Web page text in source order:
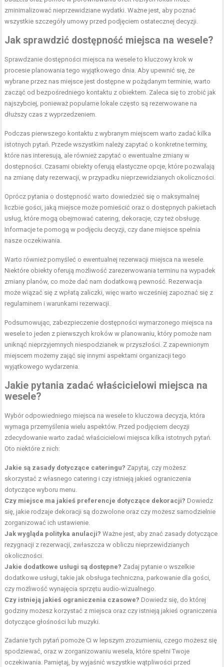
zminimalizować nieprzewidziane wydatki. Ważne jest, aby poznać
wszystkie szczegóły umowy przed podjęciem ostatecznej decyzji.
Jak sprawdzić dostępność miejsca na wesele?
Sprawdzanie dostępności miejsca na wesele to kluczowy krok w
procesie planowania tego wyjątkowego dnia. Aby upewnić się, że
wybrane przez nas miejsce jest dostępne w pożądanym terminie, warto
zacząć od bezpośredniego kontaktu z obiektem. Zaleca się to zrobić jak
najszybciej, ponieważ popularne lokale często są rezerwowane na
dłuższy czas z wyprzedzeniem.
Podczas pierwszego kontaktu z wybranym miejscem warto zadać kilka
istotnych pytań. Przede wszystkim należy zapytać o konkretne terminy,
które nas interesują, ale również zapytać o ewentualne zmiany w
dostępności. Czasami obiekty oferują elastyczne opcje, które pozwalają
na zmianę daty rezerwacji, w przypadku nieprzewidzianych okoliczności.
Oprócz pytania o dostępność warto dowiedzieć się o maksymalnej
liczbie gości, jaką miejsce może pomieścić oraz o dostępnych pakietach
usług, które mogą obejmować catering, dekoracje, czy też obsługę.
Informacje te pomogą w podjęciu decyzji, czy dane miejsce spełnia
nasze oczekiwania.
Warto również pomyśleć o ewentualnej rezerwacji miejsca na wesele.
Niektóre obiekty oferują możliwość zarezerwowania terminu na wypadek
zmiany planów, co może dać nam dodatkową pewność. Rezerwacja
może wiązać się z wpłatą zaliczki, więc warto wcześniej zapoznać się z
regulaminem i warunkami rezerwacji.
Podsumowując, zabezpieczenie dostępności wymarzonego miejsca na
wesele to jeden z pierwszych kroków w planowaniu, który pomoże nam
uniknąć nieprzyjemnych niespodzianek w przyszłości. Z zapewnionym
miejscem możemy zająć się innymi aspektami organizacji tego
wyjątkowego wydarzenia.
Jakie pytania zadać właścicielowi miejsca na
wesele?
Wybór odpowiedniego miejsca na wesele to kluczowa decyzja, która
wymaga przemyślenia wielu aspektów. Przed podjęciem decyzji
zdecydowanie warto zadać właścicielowi miejsca kilka istotnych pytań.
Oto niektóre z nich:
Jakie są zasady dotyczące cateringu? Zapytaj, czy możesz
skorzystać z własnego catering i czy istnieją jakieś ograniczenia
dotyczące wyboru menu.
Czy miejsce ma jakieś preferencje dotyczące dekoracji? Dowiedz
się, jakie rodzaje dekoracji są dozwolone oraz czy możesz samodzielnie
zorganizować ich ustawienie.
Jak wygląda polityka anulacji? Ważne jest, aby znać zasady dotyczące
rezygnacji z rezerwacji, zwłaszcza w obliczu nieprzewidzianych
okoliczności.
Jakie dodatkowe usługi są dostępne? Zadaj pytanie o wszelkie
dodatkowe usługi, takie jak obsługa techniczna, parkowanie dla gości,
czy możliwość wynajęcia sprzętu audio-wizualnego.
Czy istnieją jakieś ograniczenia czasowe? Dowiedz się, do której
godziny możesz korzystać z miejsca oraz czy istnieją jakieś ograniczenia
dotyczące głośności lub muzyki.
Zadanie tych pytań pomoże Ci w lepszym zrozumieniu, czego możesz się
spodziewać, oraz w zorganizowaniu wesela, które spełni Twoje
oczekiwania. Pamiętaj, by wyjaśnić wszystkie wątpliwości przed